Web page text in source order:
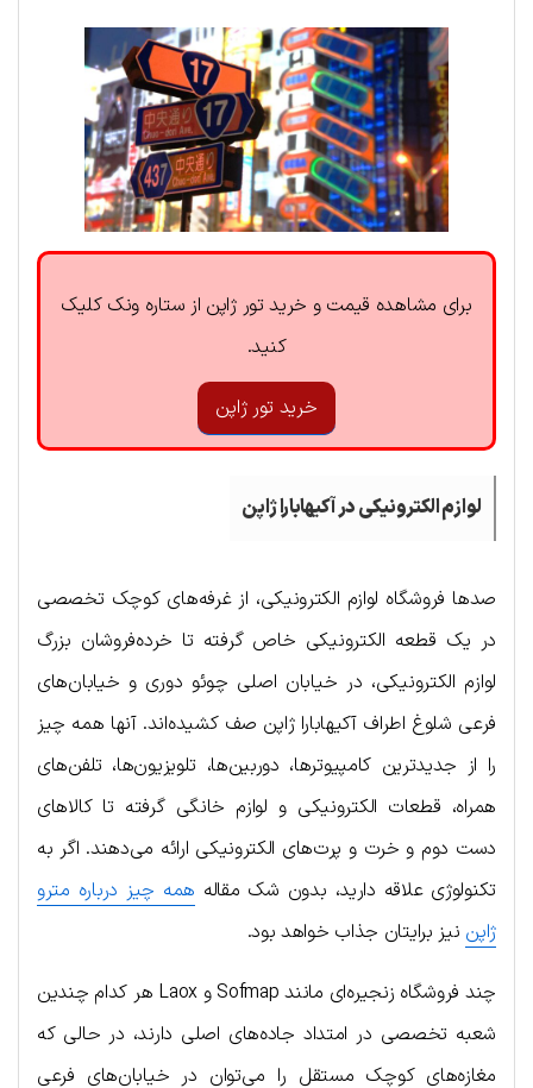
برای مشاهده قیمت و خرید تور ژاپن از ستاره ونک کلیک
کنید.
خرید تور ژاپن
لوازم الکترونیکی در آکیهابارا ژاپن
صدها فروشگاه لوازم الکترونیکی، از غرفه‌های کوچک تخصصی
در یک قطعه الکترونیکی خاص گرفته تا خرده‌فروشان بزرگ
لوازم الکترونیکی، در خیابان اصلی چوئو دوری و خیابان‌های
فرعی شلوغ اطراف آکیهابارا ژاپن صف کشیده‌اند. آنها همه چیز
را از جدیدترین کامپیوترها، دوربین‌ها، تلویزیون‌ها، تلفن‌های
همراه، قطعات الکترونیکی و لوازم خانگی گرفته تا کالاهای
دست دوم و خرت و پرت‌های الکترونیکی ارائه می‌دهند. اگر به
تکنولوژی علاقه دارید، بدون شک مقاله همه چیز درباره مترو
ژاپن نیز برایتان جذاب خواهد بود.
چند فروشگاه زنجیره‌ای مانند Sofmap و Laox هر کدام چندین
شعبه تخصصی در امتداد جاده‌های اصلی دارند، در حالی که
مغازه‌های کوچک مستقل را می‌توان در خیابان‌های فرعی